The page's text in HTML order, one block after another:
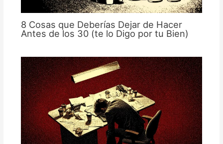
8 Cosas que Deberías Dejar de Hacer
Antes de los 30 (te lo Digo por tu Bien)